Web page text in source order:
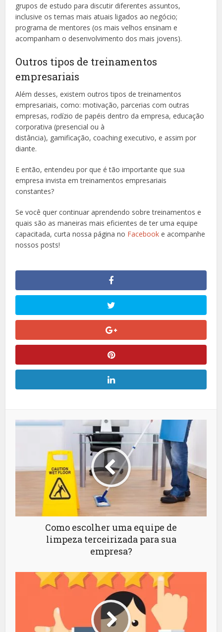
grupos de estudo para discutir diferentes assuntos,
inclusive os temas mais atuais ligados ao negócio;
programa de mentores (os mais velhos ensinam e
acompanham o desenvolvimento dos mais jovens).
Outros tipos de treinamentos
empresariais
Além desses, existem outros tipos de treinamentos
empresariais, como: motivação, parcerias com outras
empresas, rodízio de papéis dentro da empresa, educação
corporativa (presencial ou à
distância), gamificação, coaching executivo, e assim por
diante.
E então, entendeu por que é tão importante que sua
empresa invista em treinamentos empresariais
constantes?
Se você quer continuar aprendendo sobre treinamentos e
quais são as maneiras mais eficientes de ter uma equipe
capacitada, curta nossa página no Facebook e acompanhe
nossos posts!
Como escolher uma equipe de
limpeza terceirizada para sua
empresa?